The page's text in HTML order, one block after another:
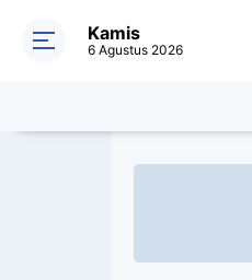
Kamis
6 Agustus 2026